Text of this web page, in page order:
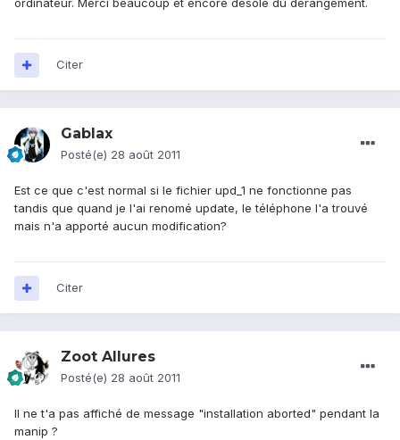
ordinateur. Merci beaucoup et encore désolé du dérangement.
Citer
Gablax
Posté(e) 28 août 2011
Est ce que c'est normal si le fichier upd_1 ne fonctionne pas
tandis que quand je l'ai renomé update, le téléphone l'a trouvé
mais n'a apporté aucun modification?
Citer
Zoot Allures
Posté(e) 28 août 2011
Il ne t'a pas affiché de message "installation aborted" pendant la
manip ?